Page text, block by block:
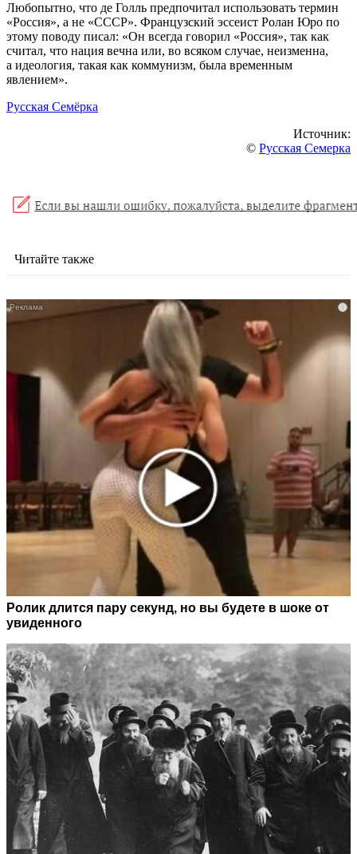
Любопытно, что де Голль предпочитал использовать термин
«Россия», а не «СССР». Французский эссеист Ролан Юро по
этому поводу писал: «Он всегда говорил «Россия», так как
считал, что нация вечна или, во всяком случае, неизменна,
а идеология, такая как коммунизм, была временным
явлением».
Русская Семёрка
Источник:
© Русская Семерка
Читайте также
i
Ролик длится пару секунд, но вы будете в шоке от
увиденного